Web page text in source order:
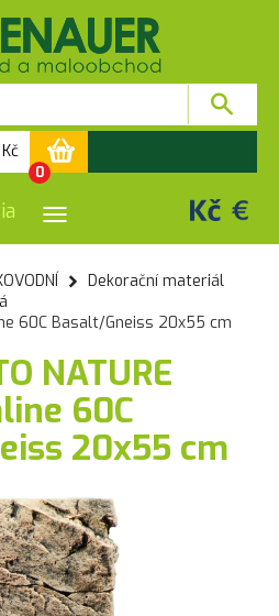
Kč
0
PŘEPNOUT NAVIGACI
Dekorační materiál
60C Basalt/Gneiss 20x55 cm
NATURE
60C
20x55 cm